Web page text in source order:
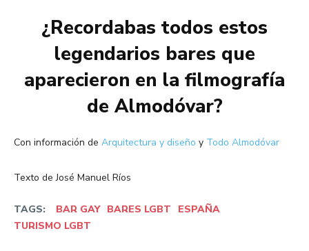
¿Recordabas todos estos
legendarios bares que
aparecieron en la filmografía
de Almodóvar?
Con información de Arquitectura y diseño y Todo Almodóvar
Texto de José Manuel Ríos
TAGS: BAR GAY BARES LGBT
ESPAÑA
TURISMO LGBT